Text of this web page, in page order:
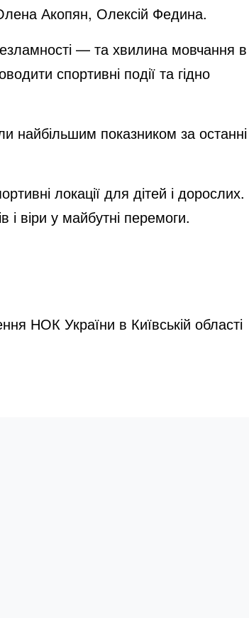
Акопян, Олексій Федина.
— та хвилина мовчання в
спортивні події та гідно
найбільшим показником за останні
локації для дітей і дорослих.
і віри у майбутні перемоги.
НОК України в Київській області